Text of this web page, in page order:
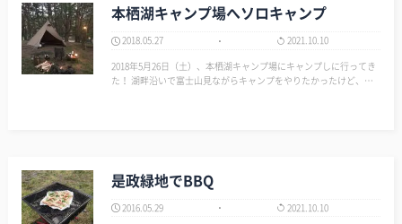
本栖湖キャンプ場へソロキャンプ
2018.05.27
2021.10.10
2018年5月26日（土）、本栖湖キャンプ場にキャンプしに行ってき
た！ 湖畔沿いで富士山見ながらキャンプをやりたかったけど、情
是政緑地でBBQ
2016.05.29
2021.10.10